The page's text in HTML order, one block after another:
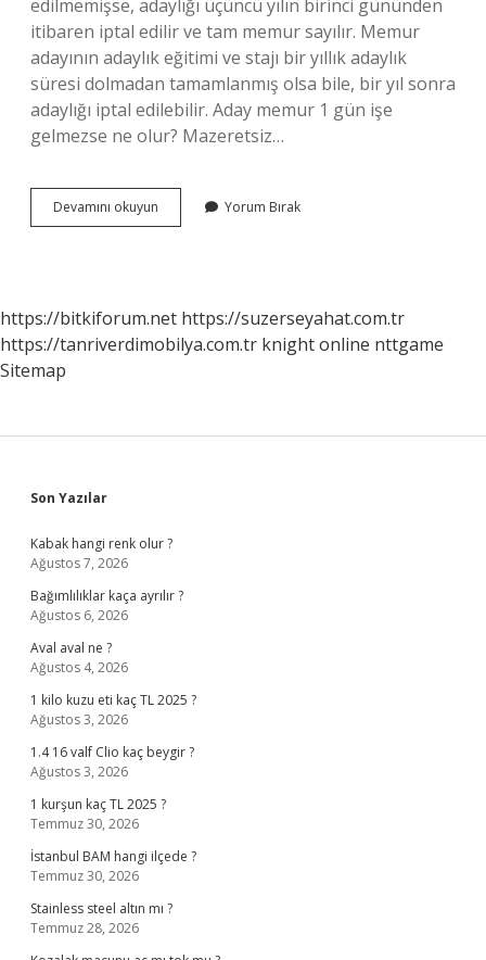
edilmemişse, adaylığı üçüncü yılın birinci gününden
itibaren iptal edilir ve tam memur sayılır. Memur
adayının adaylık eğitimi ve stajı bir yıllık adaylık
süresi dolmadan tamamlanmış olsa bile, bir yıl sonra
adaylığı iptal edilebilir. Aday memur 1 gün işe
gelmezse ne olur? Mazeretsiz…
Devamını okuyun
Memurluk
Yorum Bırak
https://bitkiforum.net https://suzerseyahat.com.tr
https://tanriverdimobilya.com.tr knight online nttgame
Sitemap
Sidebar
Son Yazılar
Kabak hangi renk olur ?
Ağustos 7, 2026
Bağımlılıklar kaça ayrılır ?
Ağustos 6, 2026
Aval aval ne ?
Ağustos 4, 2026
1 kilo kuzu eti kaç TL 2025 ?
Ağustos 3, 2026
1.4 16 valf Clio kaç beygir ?
Ağustos 3, 2026
1 kurşun kaç TL 2025 ?
Temmuz 30, 2026
İstanbul BAM hangi ilçede ?
Temmuz 30, 2026
Stainless steel altın mı ?
Temmuz 28, 2026